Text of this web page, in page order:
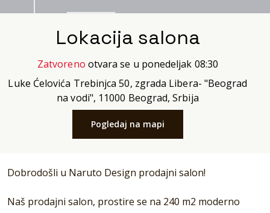
Lokacija salona
Zatvoreno otvara se u ponedeljak 08:30
Luke Ćelovića Trebinjca 50, zgrada Libera- "Beograd
na vodi", 11000 Beograd, Srbija
Pogledaj na mapi
Dobrodošli u Naruto Design prodajni salon!
Naš prodajni salon, prostire se na 240 m2 moderno